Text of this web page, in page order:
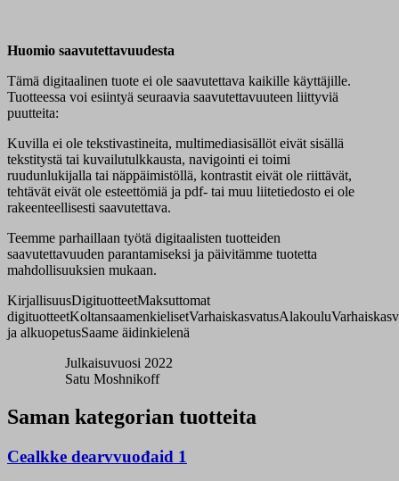
Huomio saavutettavuudesta
Tämä digitaalinen tuote ei ole saavutettava kaikille käyttäjille.
Tuotteessa voi esiintyä seuraavia saavutettavuuteen liittyviä
puutteita:
Kuvilla ei ole tekstivastineita, multimediasisällöt eivät sisällä
tekstitystä tai kuvailutulkkausta, navigointi ei toimi
ruudunlukijalla tai näppäimistöllä, kontrastit eivät ole riittävät,
tehtävät eivät ole esteettömiä ja pdf- tai muu liitetiedosto ei ole
rakeenteellisesti saavutettava.
Teemme parhaillaan työtä digitaalisten tuotteiden
saavutettavuuden parantamiseksi ja päivitämme tuotetta
mahdollisuuksien mukaan.
KirjallisuusDigituotteetMaksuttomat
digituotteetKoltansaamenkielisetVarhaiskasvatusAlakoulu
ja alkuopetusSaame äidinkielenä
Julkaisuvuosi 2022
Satu Moshnikoff
Saman kategorian tuotteita
Cealkke dearvvuođaid 1